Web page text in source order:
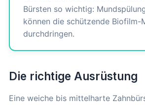
Bürsten so wichtig:
können die schützende Biofilm-
durchdringen.
Die richtige Ausrüstung
Eine weiche bis mittelharte